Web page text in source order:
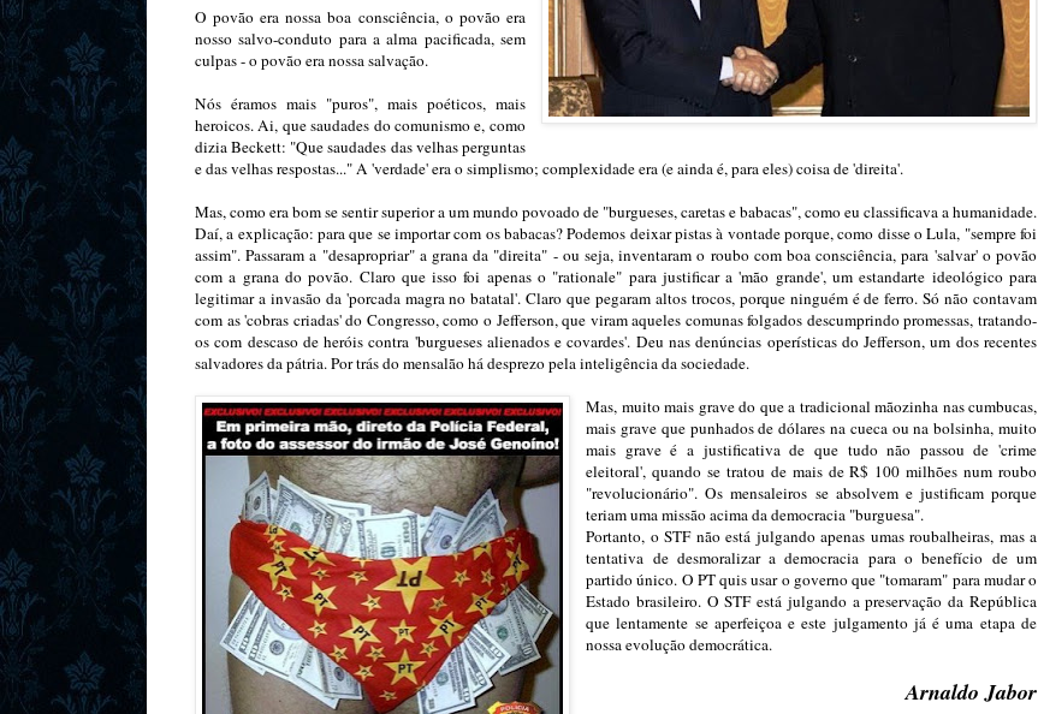
O povão era nossa boa consciência, o povão era
nosso salvo-conduto para a alma pacificada, sem
culpas - o povão era nossa salvação.
Nós éramos mais "puros", mais poéticos, mais
heroicos. Ai, que saudades do comunismo e, como
dizia Beckett: "Que saudades das velhas perguntas
e das velhas respostas..." A 'verdade' era o simplismo; complexidade era (e ainda é, para eles) coisa de 'direita'.
Mas, como era bom se sentir superior a um mundo povoado de "burgueses, caretas e babacas", como eu classificava a humanidade.
Daí, a explicação: para que se importar com os babacas? Podemos deixar pistas à vontade porque, como disse o Lula, "sempre foi
assim". Passaram a "desapropriar" a grana da "direita" - ou seja, inventaram o roubo com boa consciência, para 'salvar' o povão
com a grana do povão. Claro que isso foi apenas o "rationale" para justificar a 'mão grande', um estandarte ideológico para
legitimar a invasão da 'porcada magra no batatal'. Claro que pegaram altos trocos, porque ninguém é de ferro. Só não contavam
com as 'cobras criadas' do Congresso, como o Jefferson, que viram aqueles comunas folgados descumprindo promessas, tratando-
os com descaso de heróis contra 'burgueses alienados e covardes'. Deu nas denúncias operísticas do Jefferson, um dos recentes
salvadores da pátria. Por trás do mensalão há desprezo pela inteligência da sociedade.
Mas, muito mais grave do que a tradicional mãozinha nas cumbucas,
mais grave que punhados de dólares na cueca ou na bolsinha, muito
mais grave é a justificativa de que tudo não passou de 'crime
eleitoral', quando se tratou de mais de R$ 100 milhões num roubo
"revolucionário". Os mensaleiros se absolvem e justificam porque
teriam uma missão acima da democracia "burguesa".
Portanto, o STF não está julgando apenas umas roubalheiras, mas a
tentativa de desmoralizar a democracia para o benefício de um
partido único. O PT quis usar o governo que "tomaram" para mudar o
Estado brasileiro. O STF está julgando a preservação da República
que lentamente se aperfeiçoa e este julgamento já é uma etapa de
nossa evolução democrática.
Arnaldo Jabor